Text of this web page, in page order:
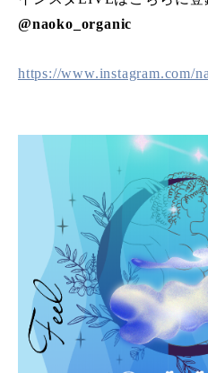
@naoko_organic
https://www.instagram.com/